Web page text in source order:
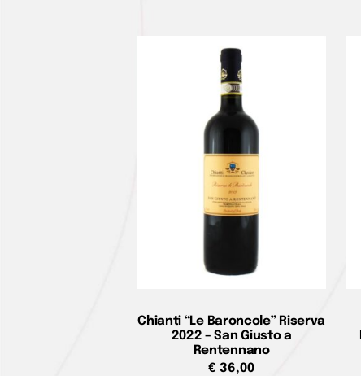
Chianti “Le Baroncole” Riserva
2022 – San Giusto a
Rentennano
€ 36,00